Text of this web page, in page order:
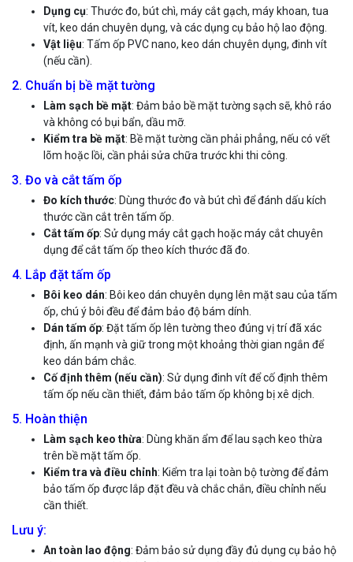
Dụng cụ: Thước đo, bút chì, máy cắt gạch, máy khoan, tua
vít, keo dán chuyên dụng, và các dụng cụ bảo hộ lao động.
Vật liệu: Tấm ốp PVC nano, keo dán chuyên dụng, đinh vít
(nếu cần).
2. Chuẩn bị bề mặt tường
Làm sạch bề mặt: Đảm bảo bề mặt tường sạch sẽ, khô ráo
và không có bụi bẩn, dầu mỡ.
Kiểm tra bề mặt: Bề mặt tường cần phải phẳng, nếu có vết
lõm hoặc lồi, cần phải sửa chữa trước khi thi công.
3. Đo và cắt tấm ốp
Đo kích thước: Dùng thước đo và bút chì để đánh dấu kích
thước cần cắt trên tấm ốp.
Cắt tấm ốp: Sử dụng máy cắt gạch hoặc máy cắt chuyên
dụng để cắt tấm ốp theo kích thước đã đo.
4. Lắp đặt tấm ốp
Bôi keo dán: Bôi keo dán chuyên dụng lên mặt sau của tấm
ốp, chú ý bôi đều để đảm bảo độ bám dính.
Dán tấm ốp: Đặt tấm ốp lên tường theo đúng vị trí đã xác
định, ấn mạnh và giữ trong một khoảng thời gian ngắn để
keo dán bám chắc.
Cố định thêm (nếu cần): Sử dụng đinh vít để cố định thêm
tấm ốp nếu cần thiết, đảm bảo tấm ốp không bị xê dịch.
5. Hoàn thiện
Làm sạch keo thừa: Dùng khăn ẩm để lau sạch keo thừa
trên bề mặt tấm ốp.
Kiểm tra và điều chỉnh: Kiểm tra lại toàn bộ tường để đảm
bảo tấm ốp được lắp đặt đều và chắc chắn, điều chỉnh nếu
cần thiết.
Lưu ý:
An toàn lao động: Đảm bảo sử dụng đầy đủ dụng cụ bảo hộ